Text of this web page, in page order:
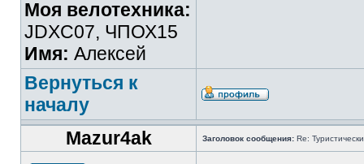
Моя велотехника:
JDXC07, ЧПОХ15
Имя: Алексей
Вернуться к
началу
Mazur4ak
Заголовок сообщения: Re: